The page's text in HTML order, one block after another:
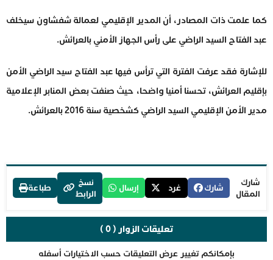
كما علمت ذات المصادر، أن المدير الإقليمي لعمالة شفشاون سيخلف
عبد الفتاح السيد الراضي على رأس الجهاز الأمني بالعرائش.
للإشارة فقد عرفت الفترة التي ترأس فيها عبد الفتاح سيد الراضي الأمن
بإقليم العرائش، تحسنا أمنيا واضحا، حيث صنفت بعض المنابر الإعلامية
مدير الأمن الإقليمي السيد الراضي كشخصية سنة 2016 بالعرائش.
شارك
المقال
شارك غرد إرسال
نسخ
الرابط
طباعة
تعليقات الزوار ( 0 )
بإمكانكم تغيير عرض التعليقات حسب الاختيارات أسفله